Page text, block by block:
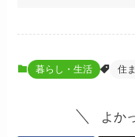
暮らし・生活 住
よか